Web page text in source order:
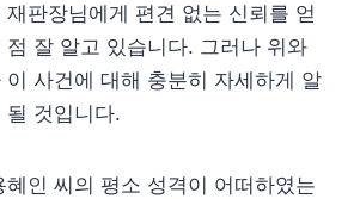
판장님에게 편견 없는 신뢰를 얻
점 잘 알고 있습니다. 그러나 위와
이 사건에 대해 충분히 자세하게 알
될 것입니다.
인 씨의 평소 성격이 어떠하였는